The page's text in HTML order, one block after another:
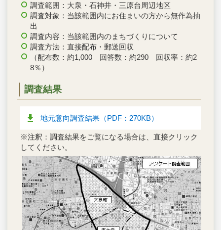
調査範囲：大泉・石神井・三原台周辺地区
調査対象：当該範囲内にお住まいの方から無作為抽
出
調査内容：当該範囲内のまちづくりについて
調査方法：直接配布・郵送回収
（配布数：約1,000 回答数：約290 回収率：約2
8％）
調査結果
地元意向調査結果（PDF：270KB）
※注釈：調査結果をご覧になる場合は、直接クリック
してください。